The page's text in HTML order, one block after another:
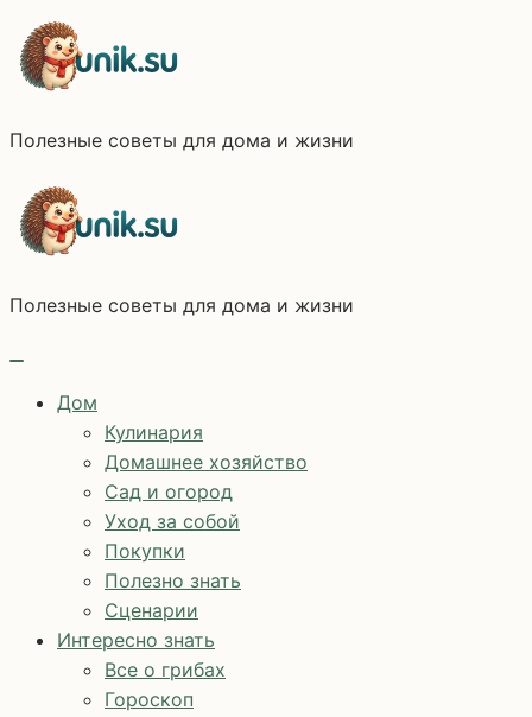
Перейти
содержимому
Полезные советы для дома и жизни
Полезные советы для дома и жизни
Дом
Кулинария
Домашнее хозяйство
Сад и огород
Уход за собой
Покупки
Полезно знать
Сценарии
Интересно знать
Все о грибах
Гороскоп